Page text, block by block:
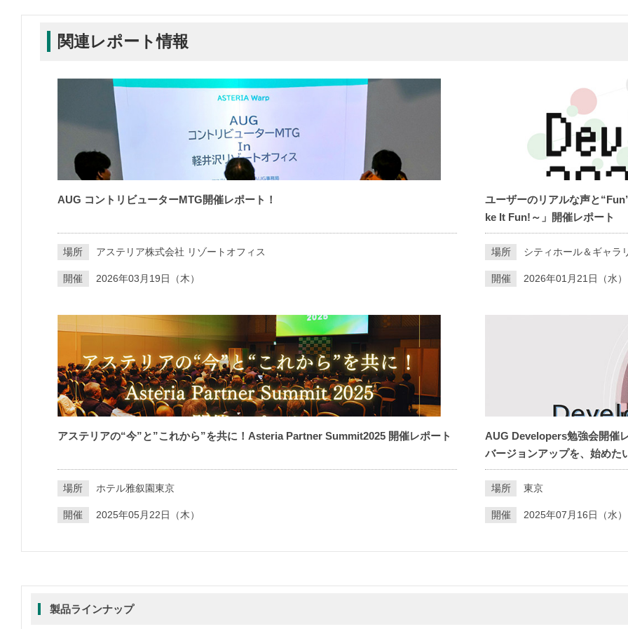
関連レポート情報
AUG コントリビューターMTG開催レポート！
場所 アステリア株式会社 リゾートオフィス
開催 2026年03月19日（木）
ユーザーのリアルな声と
ke It Fun!～」開催レポート
場所 シティホール＆ギャラ
開催 2026年01月21日（水）
アステリアの“今”と”これから”を共に！Asteria Partner Summit2025 開催レポート
場所 ホテル雅叙園東京
開催 2025年05月22日（木）
AUG Developers勉強会開催
バージョンアップを、始めた
場所 東京
開催 2025年07月16日（水）
製品ラインナップ